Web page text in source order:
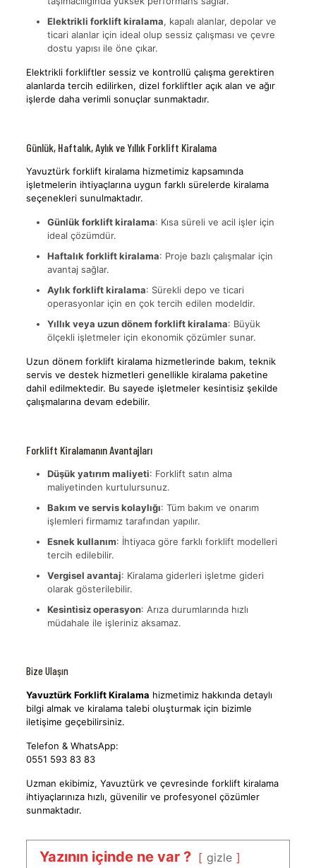
Elektrikli forklift kiralama, kapalı alanlar, depolar ve
ticari alanlar için ideal olup sessiz çalışması ve çevre
dostu yapısı ile öne çıkar.
Elektrikli forkliftler sessiz ve kontrollü çalışma gerektiren
alanlarda tercih edilirken, dizel forkliftler açık alan ve ağır
işlerde daha verimli sonuçlar sunmaktadır.
Günlük, Haftalık, Aylık ve Yıllık Forklift Kiralama
Yavuztürk forklift kiralama hizmetimiz kapsamında
işletmelerin ihtiyaçlarına uygun farklı sürelerde kiralama
seçenekleri sunulmaktadır.
Günlük forklift kiralama: Kısa süreli ve acil işler için
ideal çözümdür.
Haftalık forklift kiralama: Proje bazlı çalışmalar için
avantaj sağlar.
Aylık forklift kiralama: Sürekli depo ve ticari
operasyonlar için en çok tercih edilen modeldir.
Yıllık veya uzun dönem forklift kiralama: Büyük
ölçekli işletmeler için ekonomik çözümler sunar.
Uzun dönem forklift kiralama hizmetlerinde bakım, teknik
servis ve destek hizmetleri genellikle kiralama paketine
dahil edilmektedir. Bu sayede işletmeler kesintisiz şekilde
çalışmalarına devam edebilir.
Forklift Kiralamanın Avantajları
Düşük yatırım maliyeti: Forklift satın alma
maliyetinden kurtulursunuz.
Bakım ve servis kolaylığı: Tüm bakım ve onarım
işlemleri firmamız tarafından yapılır.
Esnek kullanım: İhtiyaca göre farklı forklift modelleri
tercih edilebilir.
Vergisel avantaj: Kiralama giderleri işletme gideri
olarak gösterilebilir.
Kesintisiz operasyon: Arıza durumlarında hızlı
müdahale ile işleriniz aksamaz.
Bize Ulaşın
Yavuztürk Forklift Kiralama hizmetimiz hakkında detaylı
bilgi almak ve kiralama talebi oluşturmak için bizimle
iletişime geçebilirsiniz.
Telefon & WhatsApp:
0551 593 83 83
Uzman ekibimiz, Yavuztürk ve çevresinde forklift kiralama
ihtiyaçlarınıza hızlı, güvenilir ve profesyonel çözümler
sunmaktadır.
Yazının içinde ne var ? gizle